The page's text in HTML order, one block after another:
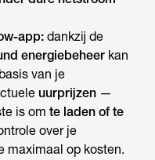
app: dankzij de
energiebeheer kan
van je
uurprijzen —
is om te laden of te
over je
maximaal op kosten.